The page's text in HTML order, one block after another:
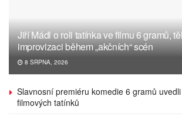
Jiří Mádl o roli tatínka ve filmu 6 gramů,
improvizaci během „akčních“ scén
8 SRPNA, 2026
Slavnosní premiéru komedie 6 gramů
filmových tatínků